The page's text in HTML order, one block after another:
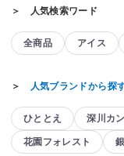
＞ 人気検索ワード
全商品 アイス
＞ 人気ブランドから探
ひととえ 深川カ
花園フォレスト